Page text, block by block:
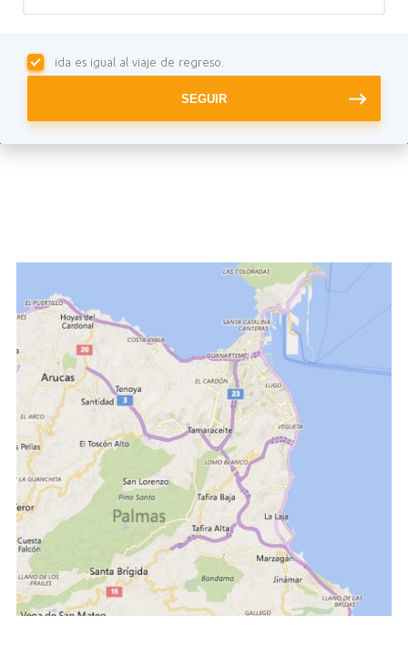
ida es igual al viaje de regreso.